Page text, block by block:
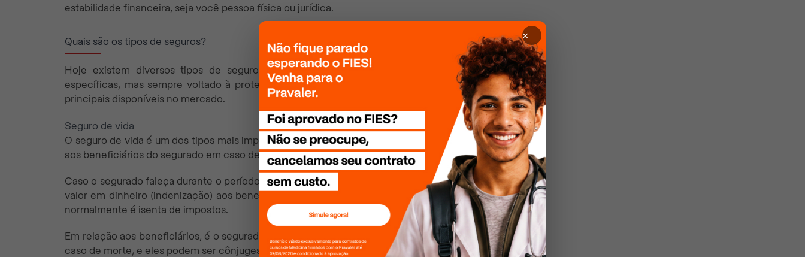
estabilidade financeira, seja você pessoa física ou jurídica.
Quais são os tipos de seguros?
Hoje existem diversos tipos de seguros, cada um projetado para atender necessidades
específicas, mas sempre voltado à proteção financeira. A seguir você confere quais são os
principais disponíveis no mercado.
Seguro de vida
O seguro de vida é um dos tipos mais importantes, projetado para garantir proteção financeira
aos beneficiários do segurado em caso de falecimento.
Caso o segurado faleça durante o período de vigência da apólice, a seguradora deve pagar um
valor em dinheiro (indenização) aos beneficiários nomeados pelo segurado. Essa indenização
normalmente é isenta de impostos.
Em relação aos beneficiários, é o segurado que escolhe quem deve receber a indenização em
caso de morte, e eles podem ser cônjuges, filhos, parentes ou outra pessoa designada por ele.
×